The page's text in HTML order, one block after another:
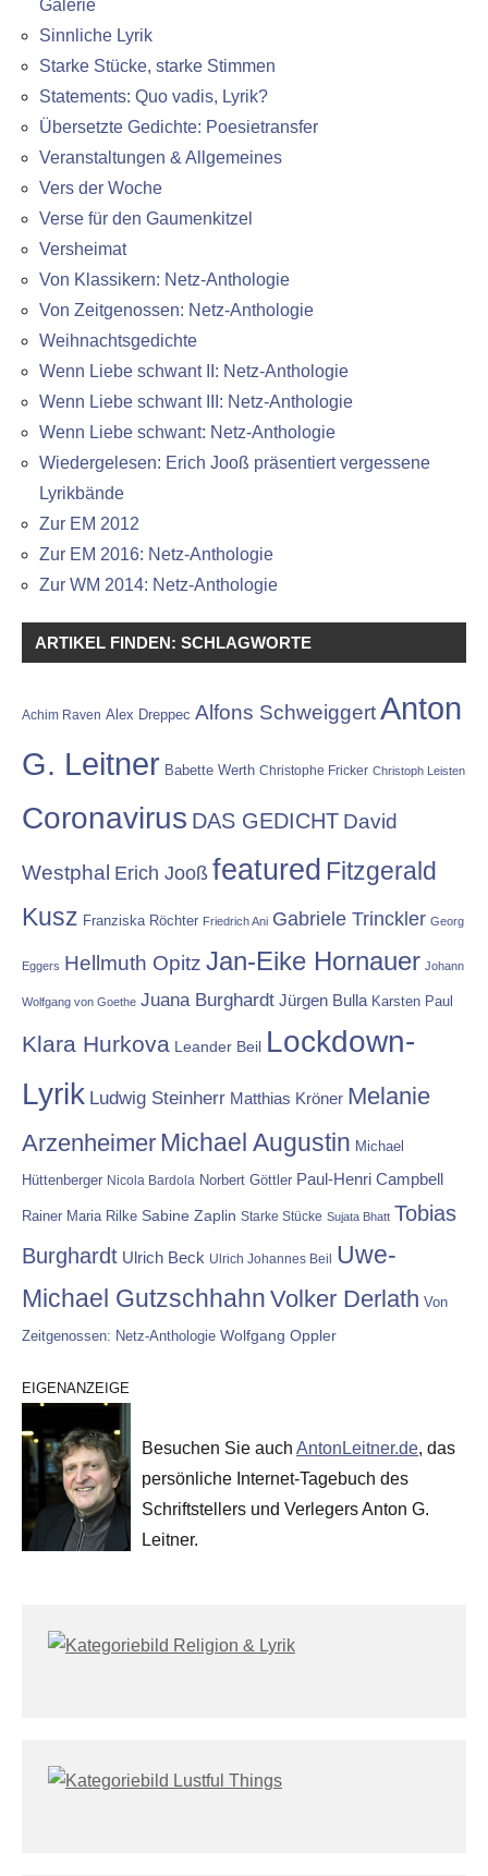
Galerie
Sinnliche Lyrik
Starke Stücke, starke Stimmen
Statements: Quo vadis, Lyrik?
Übersetzte Gedichte: Poesietransfer
Veranstaltungen & Allgemeines
Vers der Woche
Verse für den Gaumenkitzel
Versheimat
Von Klassikern: Netz-Anthologie
Von Zeitgenossen: Netz-Anthologie
Weihnachtsgedichte
Wenn Liebe schwant II: Netz-Anthologie
Wenn Liebe schwant III: Netz-Anthologie
Wenn Liebe schwant: Netz-Anthologie
Wiedergelesen: Erich Jooß präsentiert vergessene
Lyrikbände
Zur EM 2012
Zur EM 2016: Netz-Anthologie
Zur WM 2014: Netz-Anthologie
ARTIKEL FINDEN: SCHLAGWORTE
Achim Raven Alex Dreppec Alfons SchweiggertAnton
G. Leitner Babette Werth Christophe Fricker Christoph Leisten
Coronavirus DAS GEDICHT David
Westphal Erich Jooß featured Fitzgerald
Kusz Franziska Röchter Friedrich Ani Gabriele Trinckler Georg
Eggers Hellmuth Opitz Jan-Eike Hornauer Johann
Wolfgang von Goethe Juana Burghardt Jürgen Bulla Karsten Paul
Klara Hurkova Leander Beil Lockdown-
Lyrik Ludwig Steinherr Matthias Kröner Melanie
Arzenheimer Michael Augustin Michael
Hüttenberger Nicola Bardola Norbert Göttler Paul-Henri Campbell
Rainer Maria Rilke Sabine Zaplin Starke Stücke Sujata Bhatt Tobias
Burghardt Ulrich Beck Ulrich Johannes Beil Uwe-
Michael Gutzschhahn Volker Derlath Von
Zeitgenossen: Netz-Anthologie Wolfgang Oppler
EIGENANZEIGE
Besuchen Sie auch AntonLeitner.de, das
persönliche Internet-Tagebuch des
Schriftstellers und Verlegers Anton G.
Leitner.